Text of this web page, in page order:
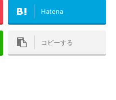
Hatena
コピーする